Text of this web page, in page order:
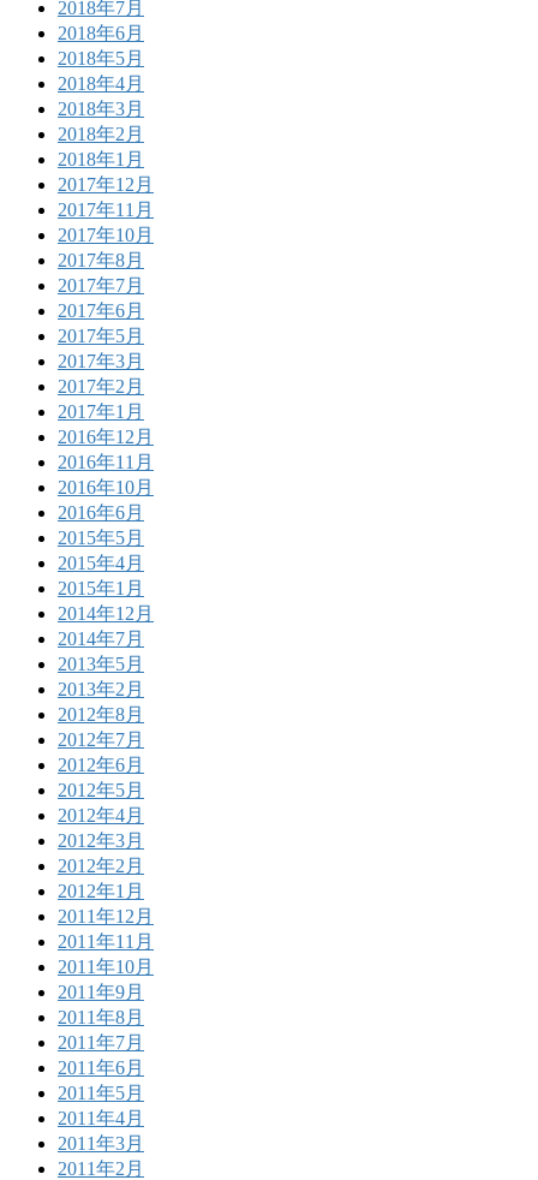
2018年7月
2018年6月
2018年5月
2018年4月
2018年3月
2018年2月
2018年1月
2017年12月
2017年11月
2017年10月
2017年8月
2017年7月
2017年6月
2017年5月
2017年3月
2017年2月
2017年1月
2016年12月
2016年11月
2016年10月
2016年6月
2015年5月
2015年4月
2015年1月
2014年12月
2014年7月
2013年5月
2013年2月
2012年8月
2012年7月
2012年6月
2012年5月
2012年4月
2012年3月
2012年2月
2012年1月
2011年12月
2011年11月
2011年10月
2011年9月
2011年8月
2011年7月
2011年6月
2011年5月
2011年4月
2011年3月
2011年2月